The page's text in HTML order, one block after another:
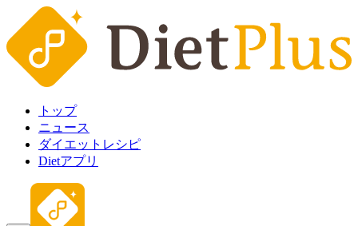
トップ
ニュース
ダイエットレシピ
Dietアプリ